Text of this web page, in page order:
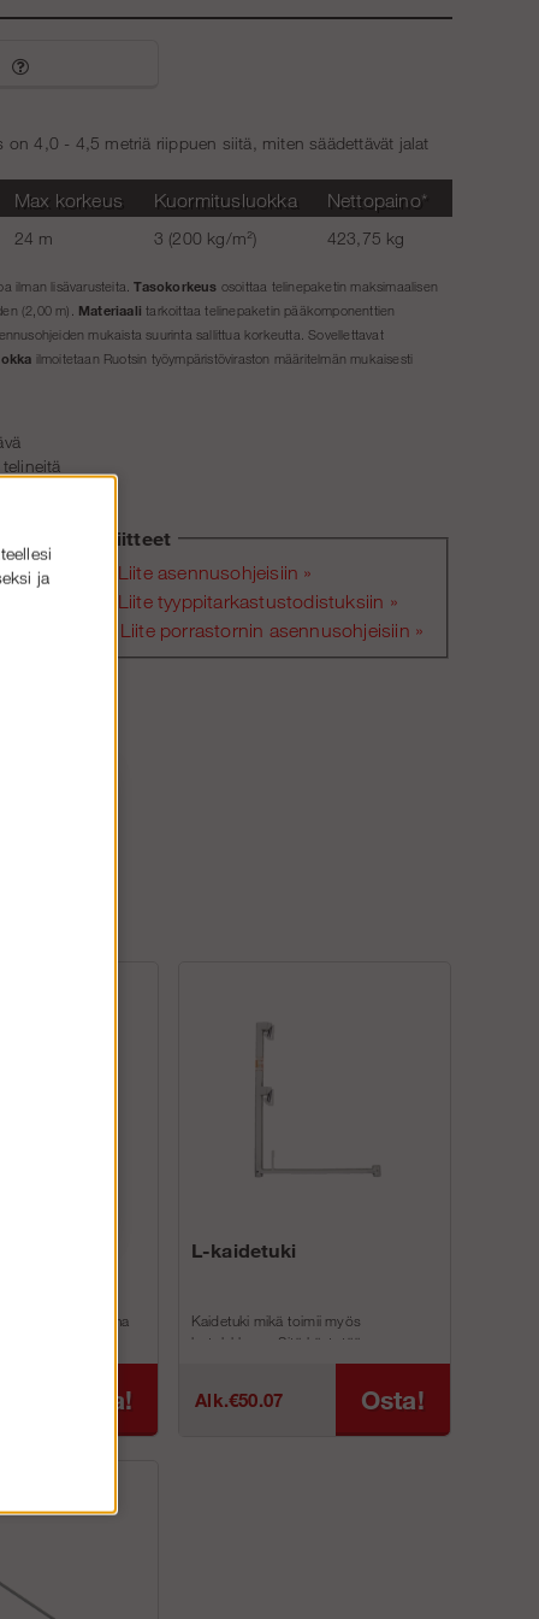
Nousupaketti 6 m (2/2)
4,0 - 4,5 metriä riippuen siitä, miten säädettävät jalat
Max korkeus Kuormitusluokka Nettopaino*
24 m 3 (200 kg/m²) 423,75 kg
ilman lisävarusteita.Tasokorkeus osoittaa telinepaketin maksimaalisen
(2,00 m). Materiaali tarkoittaa telinepaketin pääkomponenttien
mukaista suurinta sallittua korkeutta. Sovellettavat
ilmoitetaan Ruotsin työympäristöviraston määritelmän mukaisesti
Liitteet
Liite asennusohjeisiin »
Liite tyyppitarkastustodistuksiin »
Liite porrastornin asennusohjeisiin »
käytetään vakiona
Osta!
L-kaidetuki
Kaidetuki mikä toimii myös
lautalukkona. Sitä käytetään
pääasiassa telineidesi ylätasolla sekä
Alk.€50.07 Osta!
ja